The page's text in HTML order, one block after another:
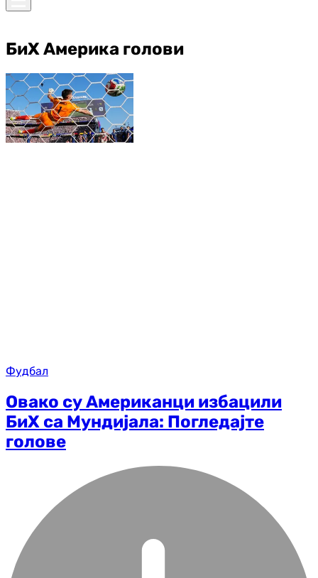
БиХ Америка голови
Фудбал
Овако су Американци избацили
БиХ са Мундијала: Погледајте
голове